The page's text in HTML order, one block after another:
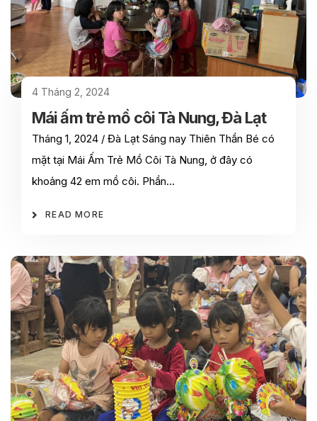
4 Tháng 2, 2024
Mái ấm trẻ mồ côi Tà Nung, Đà Lạt
Tháng 1, 2024 / Đà Lạt Sáng nay Thiên Thần Bé có
mặt tại Mái Ấm Trẻ Mồ Côi Tà Nung, ở đây có
khoảng 42 em mồ côi. Phần…
READ MORE